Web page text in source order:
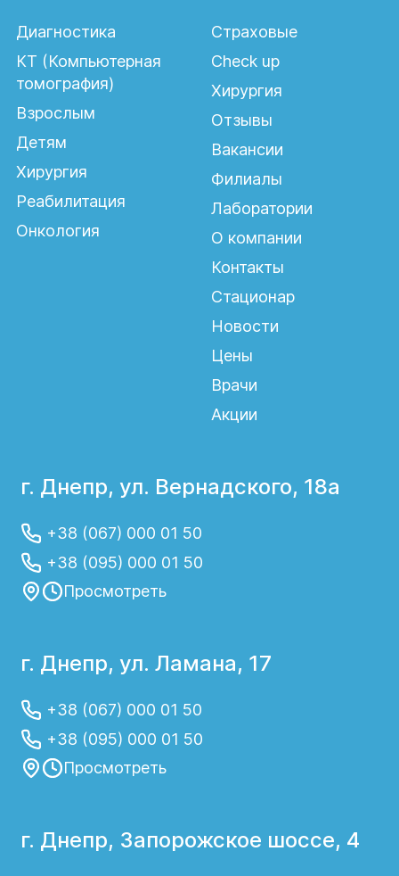
Диагностика
КТ (Компьютерная
томография)
Взрослым
Детям
Хирургия
Реабилитация
Онкология
Страховые
Check up
Хирургия
Отзывы
Вакансии
Филиалы
Лаборатории
О компании
Контакты
Стационар
Новости
Цены
Врачи
Акции
г. Днепр, ул. Вернадского, 18а
+38 (067) 000 01 50
+38 (095) 000 01 50
Просмотреть
г. Днепр, ул. Ламана, 17
+38 (067) 000 01 50
+38 (095) 000 01 50
Просмотреть
г. Днепр, Запорожское шоссе, 4